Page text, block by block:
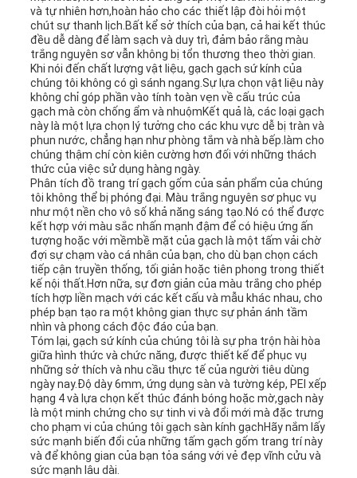
và tự nhiên hơn,hoàn hảo cho các thiết lập đòi hỏi một
chút sự thanh lịch.Bất kể sở thích của bạn, cả hai kết thúc
đều dễ dàng để làm sạch và duy trì, đảm bảo rằng màu
trắng nguyên sơ vẫn không bị tổn thương theo thời gian.
Khi nói đến chất lượng vật liệu, gạch gạch sứ kính của
chúng tôi không có gì sánh ngang.Sự lựa chọn vật liệu này
không chỉ góp phần vào tính toàn vẹn về cấu trúc của
gạch mà còn chống ẩm và nhuộmKết quả là, các loại gạch
này là một lựa chọn lý tưởng cho các khu vực dễ bị tràn và
phun nước, chẳng hạn như phòng tắm và nhà bếp.làm cho
chúng thậm chí còn kiên cường hơn đối với những thách
thức của việc sử dụng hàng ngày.
Phân tích đồ trang trí gạch gốm của sản phẩm của chúng
tôi không thể bị phóng đại. Màu trắng nguyên sơ phục vụ
như một nền cho vô số khả năng sáng tạo.Nó có thể được
kết hợp với màu sắc nhấn mạnh đậm để có hiệu ứng ấn
tượng hoặc với mềmbề mặt của gạch là một tấm vải chờ
đợi sự chạm vào cá nhân của bạn, cho dù bạn chọn cách
tiếp cận truyền thống, tối giản hoặc tiên phong trong thiết
kế nội thất.Hơn nữa, sự đơn giản của màu trắng cho phép
tích hợp liền mạch với các kết cấu và mẫu khác nhau, cho
phép bạn tạo ra một không gian thực sự phản ánh tầm
nhìn và phong cách độc đáo của bạn.
Tóm lại, gạch sứ kính của chúng tôi là sự pha trộn hài hòa
giữa hình thức và chức năng, được thiết kế để phục vụ
những sở thích và nhu cầu thực tế của người tiêu dùng
ngày nay.Độ dày 6mm, ứng dụng sàn và tường kép, PEI xếp
hạng 4 và lựa chọn kết thúc đánh bóng hoặc mờ,gạch này
là một minh chứng cho sự tinh vi và đổi mới mà đặc trưng
cho phạm vi của chúng tôi gạch sàn kính gạchHãy nắm lấy
sức mạnh biến đổi của những tấm gạch gốm trang trí này
và để không gian của bạn tỏa sáng với vẻ đẹp vĩnh cửu và
sức mạnh lâu dài.